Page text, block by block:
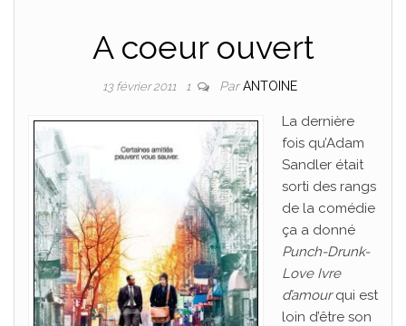
A coeur ouvert
13 février 2011 1 ParANTOINE
La dernière
fois qu’Adam
Sandler était
sorti des rangs
de la comédie
ça a donné
Punch-Drunk-
Love Ivre
d’amourqui est
loin d’être son